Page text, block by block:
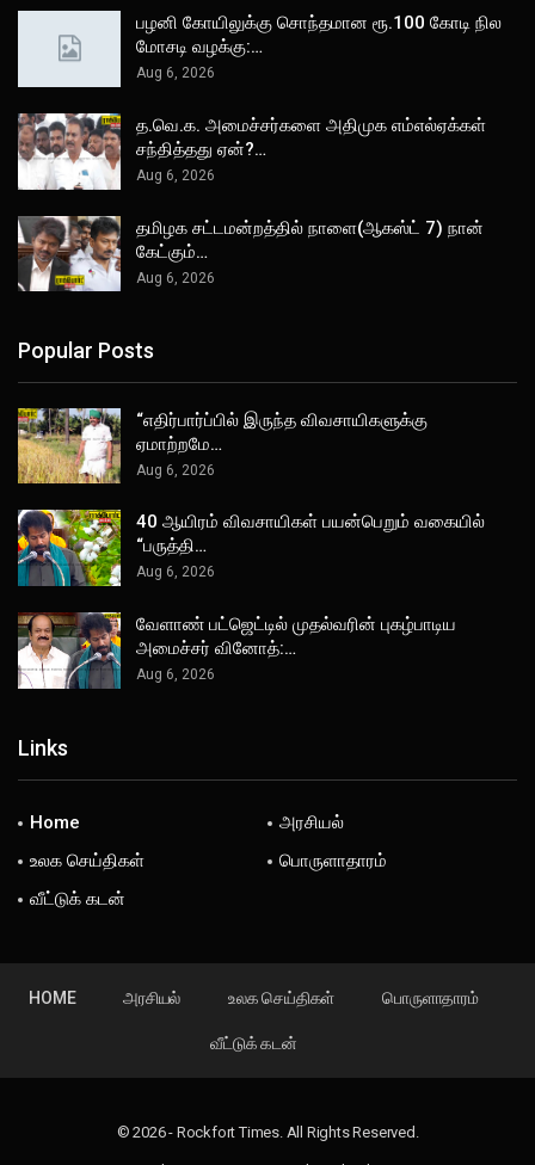
பழனி கோயிலுக்கு சொந்தமான ரூ.100 கோடி நில
மோசடி வழக்கு:…
Aug 6, 2026
த.வெ.க. அமைச்சர்களை அதிமுக எம்எல்ஏக்கள்
சந்தித்தது ஏன்?…
Aug 6, 2026
தமிழக சட்டமன்றத்தில் நாளை(ஆகஸ்ட் 7) நான்
கேட்கும்…
Aug 6, 2026
Popular Posts
“எதிர்பார்ப்பில் இருந்த விவசாயிகளுக்கு
ஏமாற்றமே…
Aug 6, 2026
40 ஆயிரம் விவசாயிகள் பயன்பெறும் வகையில்
“பருத்தி…
Aug 6, 2026
வேளாண் பட்ஜெட்டில் முதல்வரின் புகழ்பாடிய
அமைச்சர் வினோத்:…
Aug 6, 2026
Links
Home
அரசியல்
உலக செய்திகள்
பொருளாதாரம்
வீட்டுக் கடன்
HOME அரசியல் உலக செய்திகள் பொருளாதாரம்
வீட்டுக் கடன்
© 2026 - Rockfort Times. All Rights Reserved.